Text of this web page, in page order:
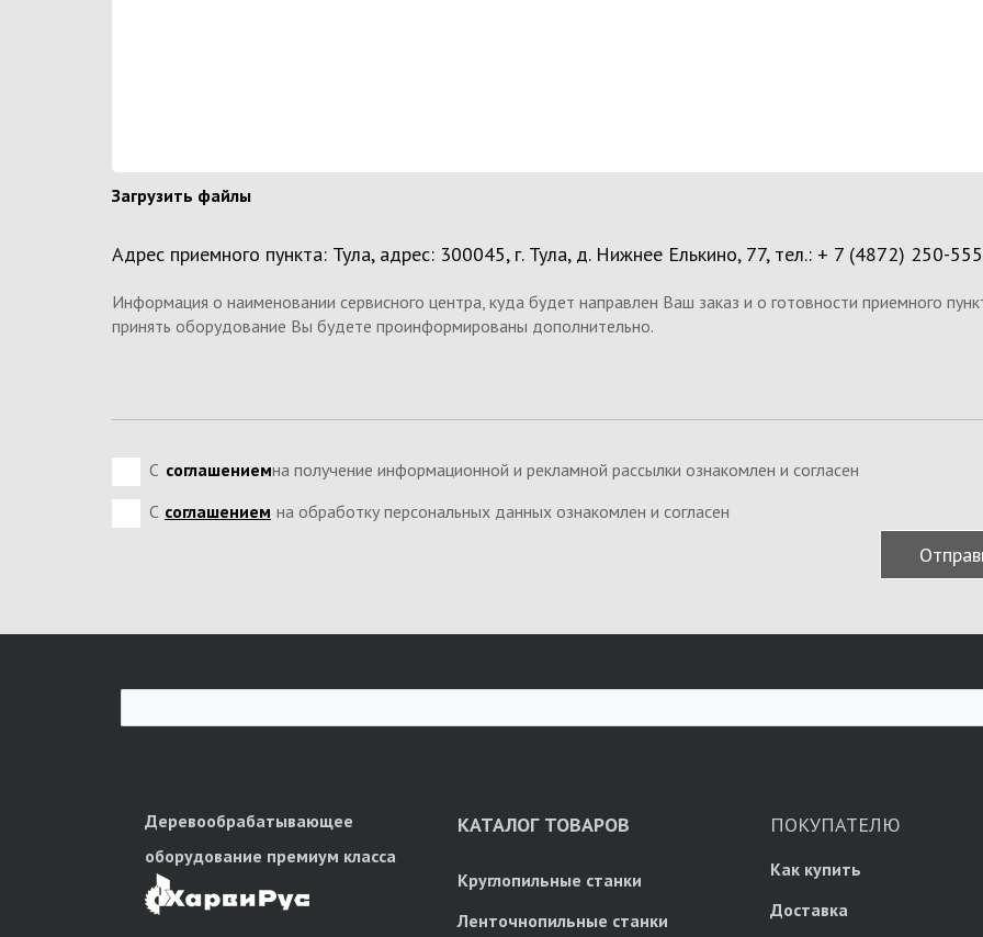
Загрузить файлы
Адрес приемного пункта: Тула, адрес: 300045, г. Тула, д. Нижнее Елькино, 77, тел.: + 7 (4872) 250-555
Информация о наименовании сервисного центра, куда будет направлен Ваш заказ и о готовности приемного
принять оборудование Вы будете проинформированы дополнительно.
С соглашениемна получение информационной и рекламной рассылки ознакомлен и согласен
С соглашением на обработку персональных данных ознакомлен и согласен
ПОКУПАТЕЛЮ
Как купить
Доставка
КАТАЛОГ ТОВАРОВ
Круглопильные станки
Ленточнопильные станки
Деревообрабатывающее
оборудование премиум класса